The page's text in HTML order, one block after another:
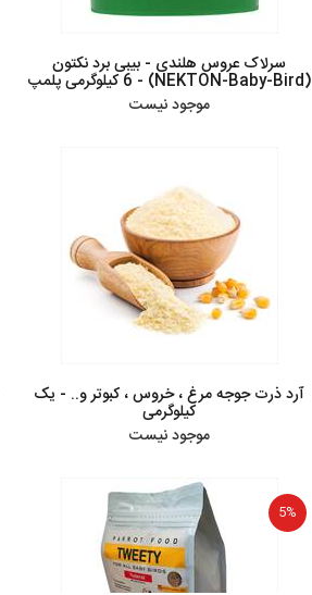
سرلاک عروس هلندی - بیبی برد نکتون
(NEKTON-Baby-Bird) - 6 کیلوگرمی پلمپ
موجود نیست
آرد ذرت جوجه مرغ ، خروس ، کبوتر و.. - یک
کیلوگرمی
موجود نیست
5%